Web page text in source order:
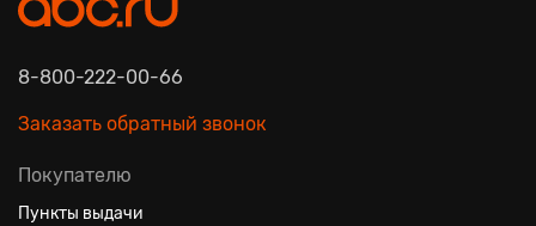
8-800-222-00-66
Заказать обратный звонок
Покупателю
Пункты выдачи